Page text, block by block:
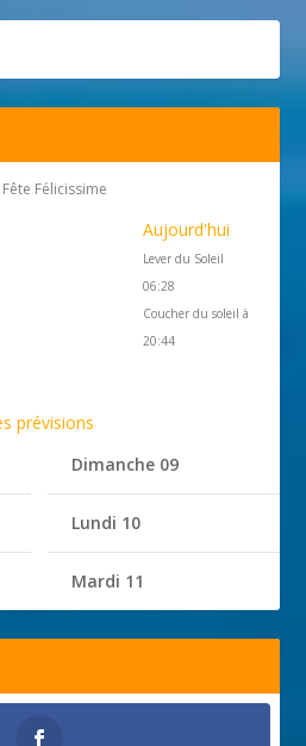
Félicissime
Aujourd'hui
Lever du Soleil
06:28
Coucher du soleil à
20:44
prévisions
Dimanche 09
Lundi 10
Mardi 11